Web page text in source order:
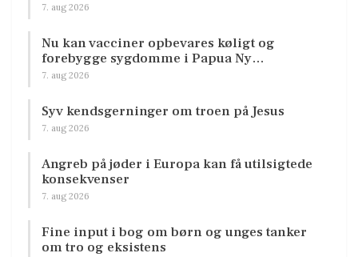
7. aug 2026
Nu kan vacciner opbevares køligt og
forebygge sygdomme i Papua Ny…
7. aug 2026
Syv kendsgerninger om troen på Jesus
7. aug 2026
Angreb på jøder i Europa kan få utilsigtede
konsekvenser
7. aug 2026
Fine input i bog om børn og unges tanker
om tro og eksistens